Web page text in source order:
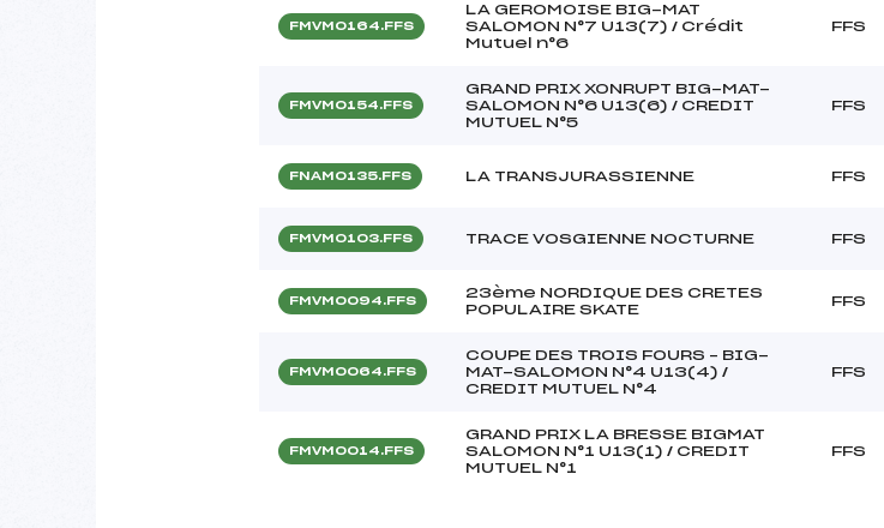
FMVM0164.FFS
LA GEROMOISE BIG-MAT
SALOMON N°7 U13(7) / Crédit
Mutuel n°6
FFS
FMVM0154.FFS
GRAND PRIX XONRUPT BIG-MAT-
SALOMON N°6 U13(6) / CREDIT
MUTUEL N°5
FFS
FNAM0135.FFS LA TRANSJURASSIENNE FFS
FMVM0103.FFS TRACE VOSGIENNE NOCTURNE FFS
FMVM0094.FFS
23ème NORDIQUE DES CRETES
POPULAIRE SKATE
FFS
FMVM0064.FFS
COUPE DES TROIS FOURS – BIG-
MAT-SALOMON N°4 U13(4) /
CREDIT MUTUEL N°4
FFS
FMVM0014.FFS
GRAND PRIX LA BRESSE BIGMAT
SALOMON N°1 U13(1) / CREDIT
MUTUEL N°1
FFS